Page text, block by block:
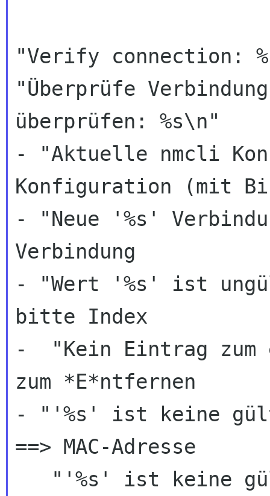
"Verify connection:
"Überprüfe
überprüfen: %s\n"
- "Aktuelle nmcli
Konfiguration (mit
- "Neue '%s'
Verbindung
- "Wert '%s' ist
bitte Index
-  "Kein Eintrag zum
zum *E*ntfernen
- "'%s' ist keine
==> MAC-Adresse